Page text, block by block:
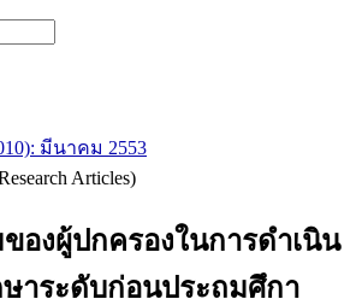
มีนาคม 2553
Articles)
องผู้ปกครองในการดำเนิน
าระดับก่อนประถมศึกา